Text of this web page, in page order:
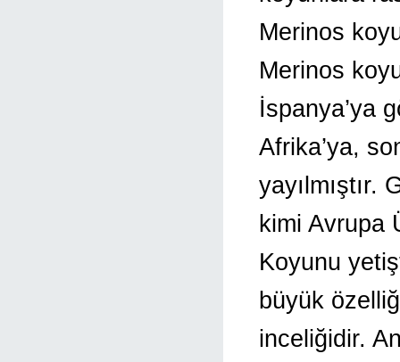
Merinos
Merinos
İspanya’ya
Afrika’ya,
yayılmıştır.
kimi Avrupa
Koyunu
büyük
inceliğidir.